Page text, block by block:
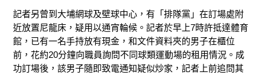
記者另曾到大埔網球及壁球中心，有「排隊黨」在訂場處附
近放置尼龍床，疑用以通宵輪候。記者於早上7時許抵達體育
館，已有一名手持放有現金，和文件資料夾的男子在櫃位
前，花約20分鐘向職員詢問不同球類運動場的租用情況。成
功訂場後，該男子隨即致電通知疑似炒家，記者上前追問其